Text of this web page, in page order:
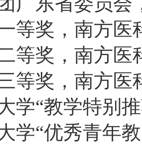
等奖，南方医
等奖，南方医
等奖 ， 南方医
学“教学特别
学“优秀青年